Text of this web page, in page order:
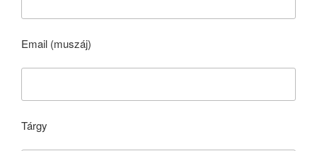
Email (muszáj)
Tárgy